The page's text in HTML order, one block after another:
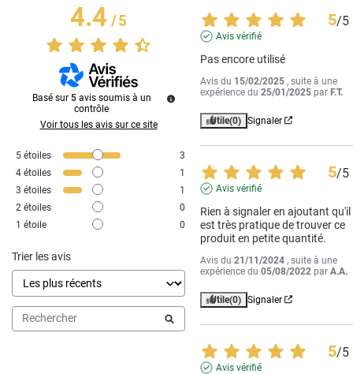
4.4/5
Basé sur 5 avis soumis à un
contrôle
Voir tous les avis sur ce site
5 étoiles
3
4 étoiles
1
3 étoiles
1
2 étoiles
0
1 étoile 0
Trier les avis
5/5
Avis vérifié
Pas encore utilisé
Avis du 15/02/2025 , suite à une
expérience du25/01/2025 parF.T.
Utile(0) Signaler
5/5
Avis vérifié
Rien à signaler en ajoutant qu'il
est très pratique de trouver ce
produit en petite quantité.
Avis du21/11/2024 , suite à une
expérience du05/08/2022 parA.A.
Utile(0) Signaler
5/5
Avis vérifié